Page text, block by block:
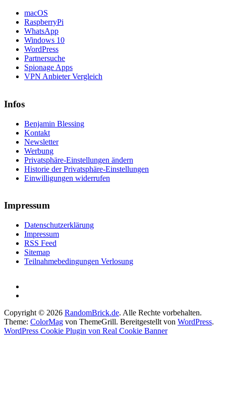
macOS
RaspberryPi
WhatsApp
Windows 10
WordPress
Partnersuche
Spionage Apps
VPN Anbieter Vergleich
Infos
Benjamin Blessing
Kontakt
Newsletter
Werbung
Privatsphäre-Einstellungen ändern
Historie der Privatsphäre-Einstellungen
Einwilligungen widerrufen
Impressum
Datenschutzerklärung
Impressum
RSS Feed
Sitemap
Teilnahmebedingungen Verlosung
Copyright © 2026 RandomBrick.de. Alle Rechte vorbehalten.
Theme: ColorMag von ThemeGrill. Bereitgestellt von WordPress.
WordPress Cookie Plugin von Real Cookie Banner